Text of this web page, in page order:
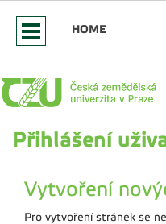
HOME
Přihlášení
Vytvoření
Pro vytvoření stránek se